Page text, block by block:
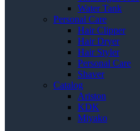
Water Tank
Personal Care
Hair Clipper
Hair Dryer
Hair Styler
Personal Care
Shaver
Catalog
Ariston
KDK
Miyako